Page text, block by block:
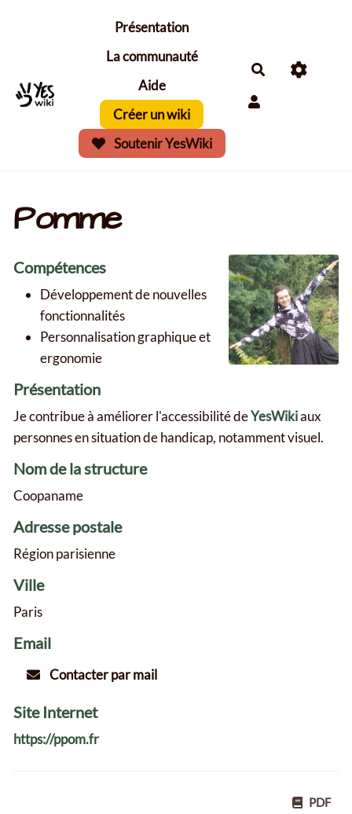
Aller au contenu principal
Présentation
La communauté
Aide
Créer un wiki
Soutenir YesWiki
Pomme
Compétences
Développement de nouvelles
fonctionnalités
Personnalisation graphique et
ergonomie
Présentation
Je contribue à améliorer l'accessibilité deYesWikiaux
personnes en situation de handicap, notamment visuel.
Nom de la structure
Coopaname
Adresse postale
Région parisienne
Ville
Paris
Email
Contacter par mail
Site Internet
https://ppom.fr
PDF